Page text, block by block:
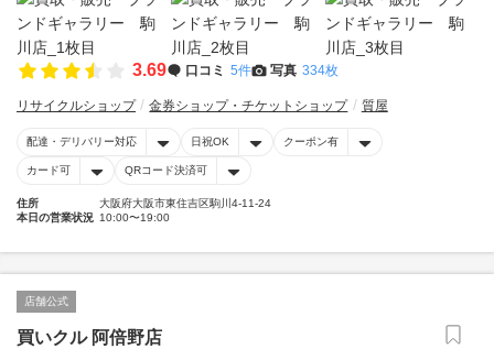
3.69 口コミ 5件 写真 334枚
リサイクルショップ 金券ショップ・チケットショップ 質屋
配達・デリバリー対応 日祝OK クーポン有
カード可 QRコード決済可
住所
大阪府大阪市東住吉区駒川4-11-24
本日の営業状況 10:00〜19:00
店舗公式
買いクル 阿倍野店